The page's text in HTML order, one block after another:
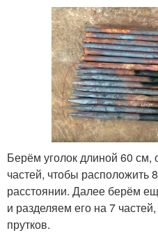
Берём уголок длиной 60
частей, чтобы расположить
расстоянии. Далее берём
и разделяем его на 7
прутков.